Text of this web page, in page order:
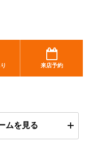
来店予約
ムを見る